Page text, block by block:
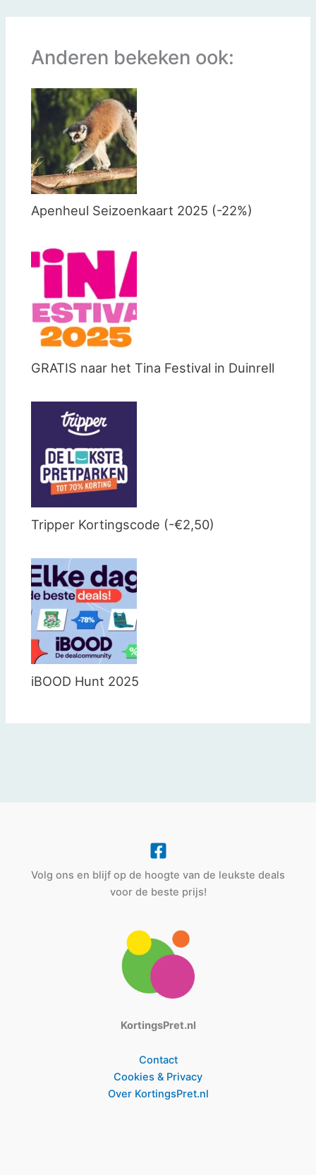
Anderen bekeken ook:
Apenheul Seizoenkaart 2025 (-22%)
GRATIS naar het Tina Festival in Duinrell
Tripper Kortingscode (-€2,50)
iBOOD Hunt 2025
Volg ons en blijf op de hoogte van de leukste deals
voor de beste prijs!
KortingsPret.nl
Contact
Cookies & Privacy
Over KortingsPret.nl